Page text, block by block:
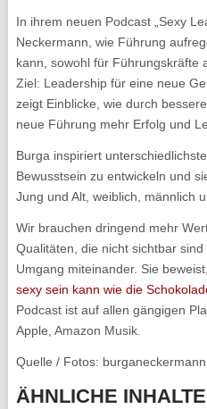
In ihrem neuen Podcast „Sexy
Neckermann, wie Führung
kann, sowohl für Führungskräfte
Ziel: Leadership für eine neue
zeigt Einblicke, wie durch
neue Führung mehr Erfolg und
Burga inspiriert
Bewusstsein zu entwickeln und
Jung und Alt, weiblich, männlich
Wir brauchen dringend mehr
Qualitäten, die nicht sichtbar
Umgang miteinander. Sie
sexy sein kann wie die
Podcast ist auf allen gängigen
Apple, Amazon Musik.
Quelle / Fotos:
ÄHNLICHE